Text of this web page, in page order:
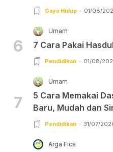
Gaya Hidup 01/08/
6
Umam
7 Cara Pakai
Pendidikan 01/08/
7
Umam
5 Cara Memakai
Baru, Mudah dan
Pendidikan 31/07/
Arga Fica